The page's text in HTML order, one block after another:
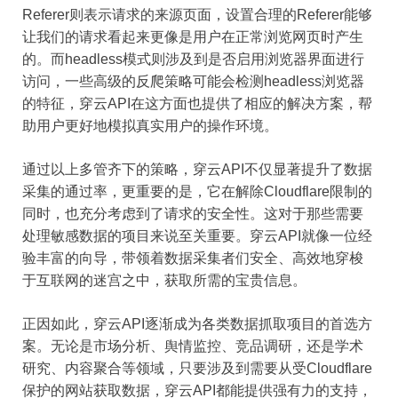
Referer则表示请求的来源页面，设置合理的Referer能够
让我们的请求看起来更像是用户在正常浏览网页时产生
的。而headless模式则涉及到是否启用浏览器界面进行
访问，一些高级的反爬策略可能会检测headless浏览器
的特征，穿云API在这方面也提供了相应的解决方案，帮
助用户更好地模拟真实用户的操作环境。
通过以上多管齐下的策略，穿云API不仅显著提升了数据
采集的通过率，更重要的是，它在解除Cloudflare限制的
同时，也充分考虑到了请求的安全性。这对于那些需要
处理敏感数据的项目来说至关重要。穿云API就像一位经
验丰富的向导，带领着数据采集者们安全、高效地穿梭
于互联网的迷宫之中，获取所需的宝贵信息。
正因如此，穿云API逐渐成为各类数据抓取项目的首选方
案。无论是市场分析、舆情监控、竞品调研，还是学术
研究、内容聚合等领域，只要涉及到需要从受Cloudflare
保护的网站获取数据，穿云API都能提供强有力的支持，